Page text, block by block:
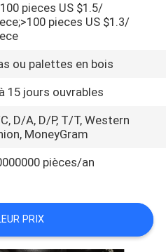
pieces US $1.5/
pieces US $1.3/
ou palettes en bois
15 jours ouvrables
D/A, D/P, T/T, Western
MoneyGram
pièces/an
PRIX